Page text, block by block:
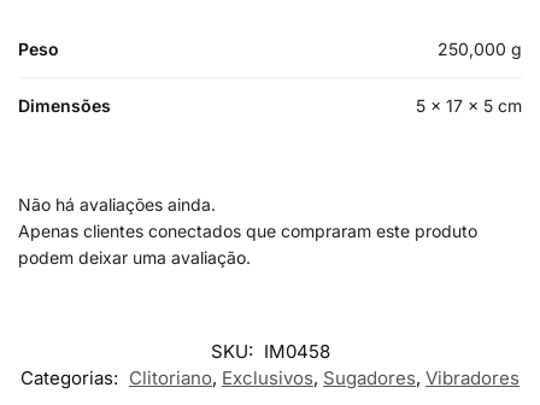
Peso 250,000 g
Dimensões 5 × 17 × 5 cm
Não há avaliações ainda.
Apenas clientes conectados que compraram este produto
podem deixar uma avaliação.
SKU: IM0458
Categorias: Clitoriano, Exclusivos, Sugadores, Vibradores